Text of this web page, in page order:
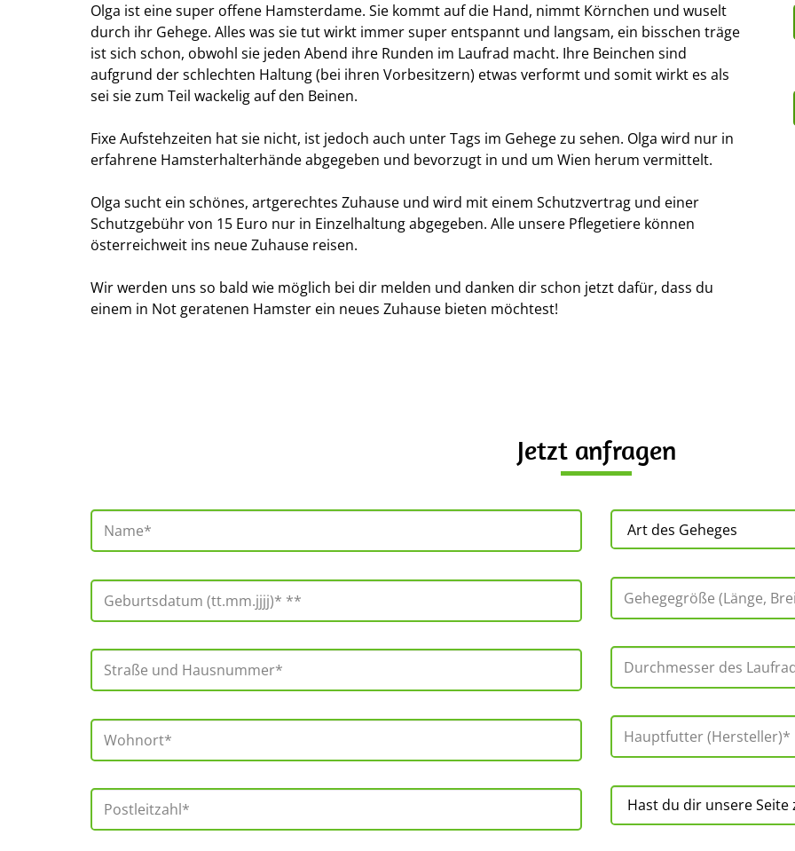
Olga ist eine super offene Hamsterdame. Sie kommt auf die Hand, nimmt Körnchen und wuselt
durch ihr Gehege. Alles was sie tut wirkt immer super entspannt und langsam, ein bisschen träge
ist sich schon, obwohl sie jeden Abend ihre Runden im Laufrad macht. Ihre Beinchen sind
aufgrund der schlechten Haltung (bei ihren Vorbesitzern) etwas verformt und somit wirkt es als
sei sie zum Teil wackelig auf den Beinen.
Fixe Aufstehzeiten hat sie nicht, ist jedoch auch unter Tags im Gehege zu sehen. Olga wird nur in
erfahrene Hamsterhalterhände abgegeben und bevorzugt in und um Wien herum vermittelt.
Olga sucht ein schönes, artgerechtes Zuhause und wird mit einem Schutzvertrag und einer
Schutzgebühr von 15 Euro nur in Einzelhaltung abgegeben. Alle unsere Pflegetiere können
österreichweit ins neue Zuhause reisen.
Wir werden uns so bald wie möglich bei dir melden und danken dir schon jetzt dafür, dass du
einem in Not geratenen Hamster ein neues Zuhause bieten möchtest!
Jetzt anfragen